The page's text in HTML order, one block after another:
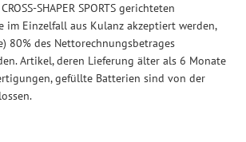
SHAPER SPORTS gerichteten
im Einzelfall aus Kulanz akzeptiert werden,
80% des Nettorechnungsbetrages
Artikel, deren Lieferung älter als 6 Monate
gefüllte Batterien sind von der